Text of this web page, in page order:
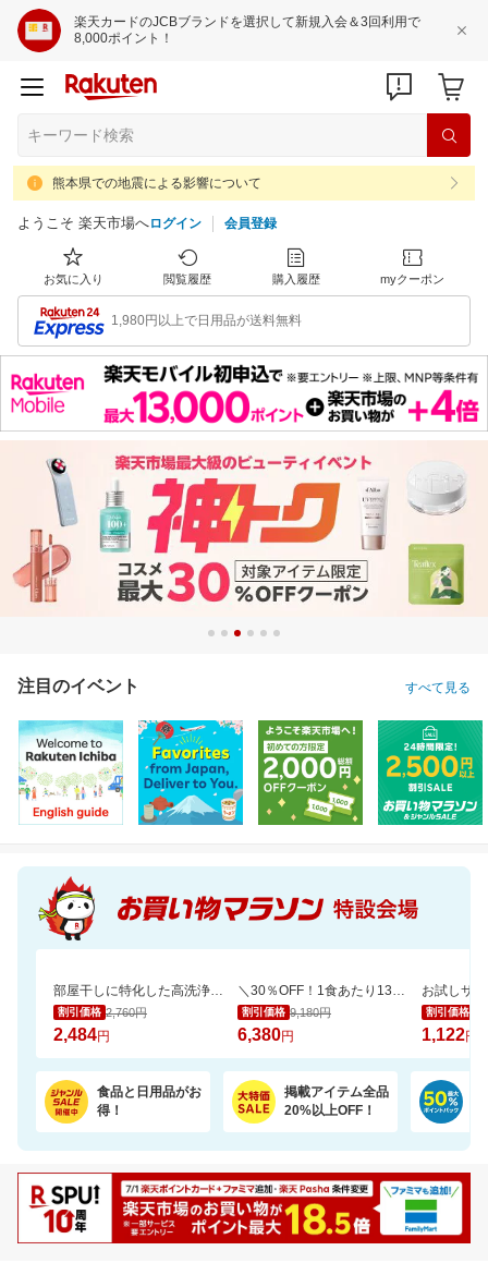
楽天カードのJCBブランドを選択して新規入会＆3回利用で
8,000ポイント！
熊本県での地震による影響について
ようこそ 楽天市場へログイン 会員登録
お気に入り 閲覧履歴 購入履歴 myクーポン
1,980円以上で日用品が送料無料
注目のイベント すべて見る
部屋干しに特化した高洗浄・抗菌処方。嫌なニオイを抑え、清潔で爽やかな仕上がりへ。
割引価格 2,760円
2,484円
＼30％OFF！1食あたり133円／エコ梱包！パックご飯 180g×48食
割引価格 9,180円
6,380円
割引価格
1,122円
食品と日用品がお
得！
掲載アイテム全品
20%以上OFF！